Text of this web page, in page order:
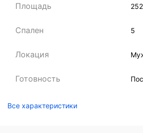
Площадь
Спален 5
Локация
Готовность
Все характеристики